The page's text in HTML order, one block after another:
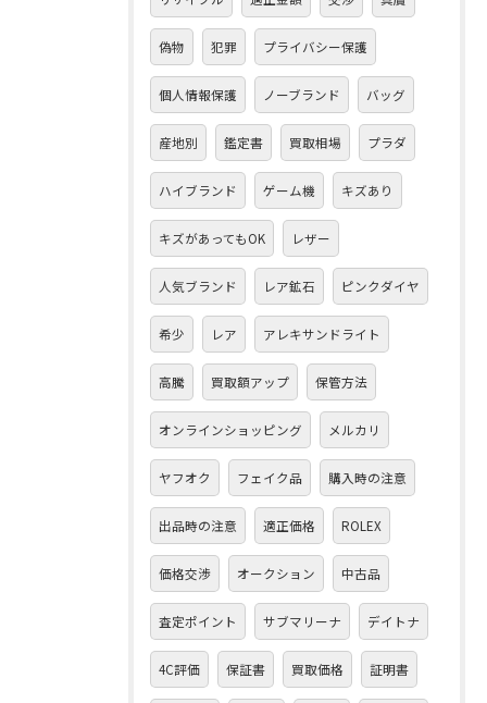
偽物 犯罪 プライバシー保護
個人情報保護 ノーブランド バッグ
産地別 鑑定書 買取相場 プラダ
ハイブランド ゲーム機 キズあり
キズがあってもOK レザー
人気ブランド レア鉱石 ピンクダイヤ
希少 レア アレキサンドライト
高騰 買取額アップ 保管方法
オンラインショッピング メルカリ
ヤフオク フェイク品 購入時の注意
出品時の注意 適正価格 ROLEX
価格交渉 オークション 中古品
査定ポイント サブマリーナ デイトナ
4C評価 保証書 買取価格 証明書